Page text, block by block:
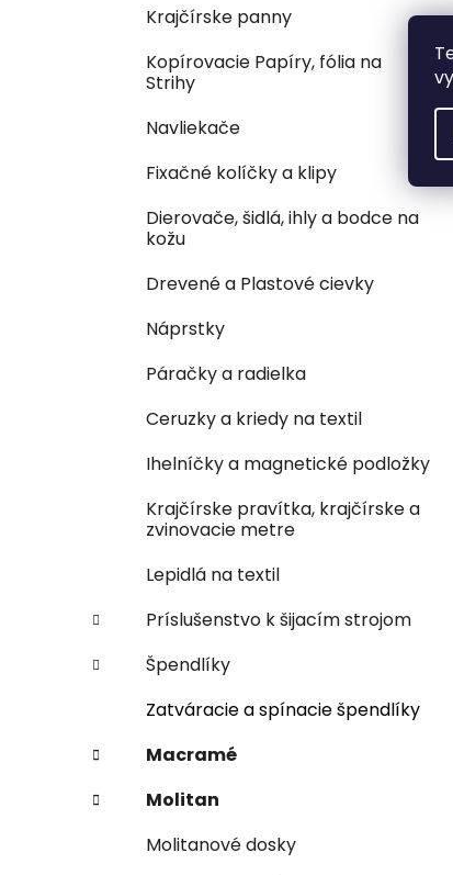
Krajčírske panny
Kopírovacie Papíry, fólia na
Strihy
Navliekače
Fixačné kolíčky a klipy
Dierovače, šidlá, ihly a bodce na
kožu
Drevené a Plastové cievky
Náprstky
Páračky a radielka
Ceruzky a kriedy na textil
Ihelníčky a magnetické podložky
Krajčírske pravítka, krajčírske a
zvinovacie metre
Lepidlá na textil
Príslušenstvo k šijacím strojom
Špendlíky
Zatváracie a spínacie špendlíky
Macramé
Molitan
Molitanové dosky